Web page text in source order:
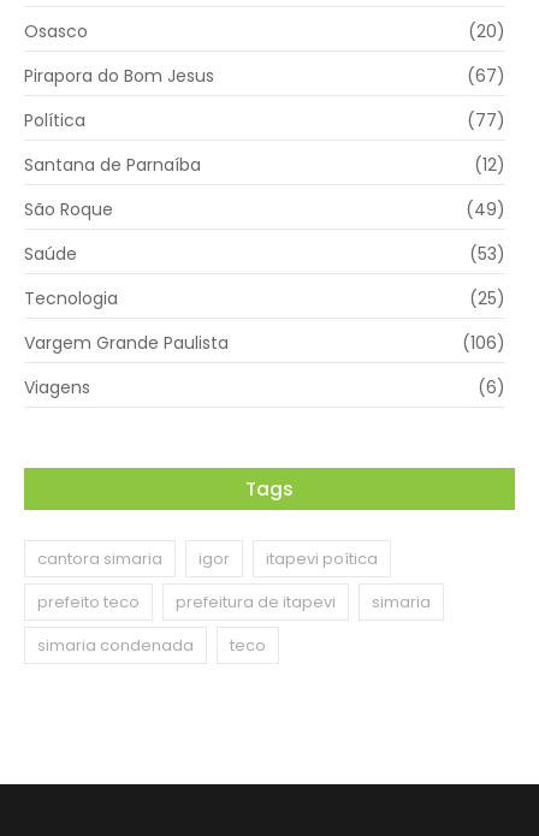
Osasco
(20)
Pirapora do Bom Jesus
(67)
Política
(77)
Santana de Parnaíba
(12)
São Roque
(49)
Saúde
(53)
Tecnologia
(25)
Vargem Grande Paulista
(106)
Viagens
(6)
Tags
cantora simaria igor
itapevi poítica
prefeito teco
prefeitura de itapevi
simaria
simaria condenada
teco